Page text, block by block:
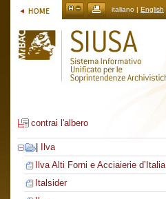
italiano | English
contrai l'albero
Ilva
Ilva Alti Forni e Acciaierie d’Italia
Italsider